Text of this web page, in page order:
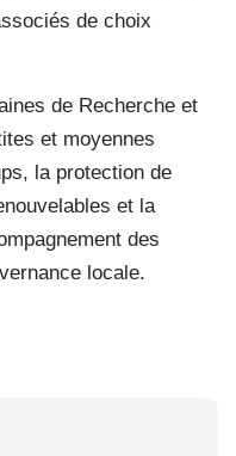
de choix
de Recherche et
et moyennes
la protection de
et la
des
locale.